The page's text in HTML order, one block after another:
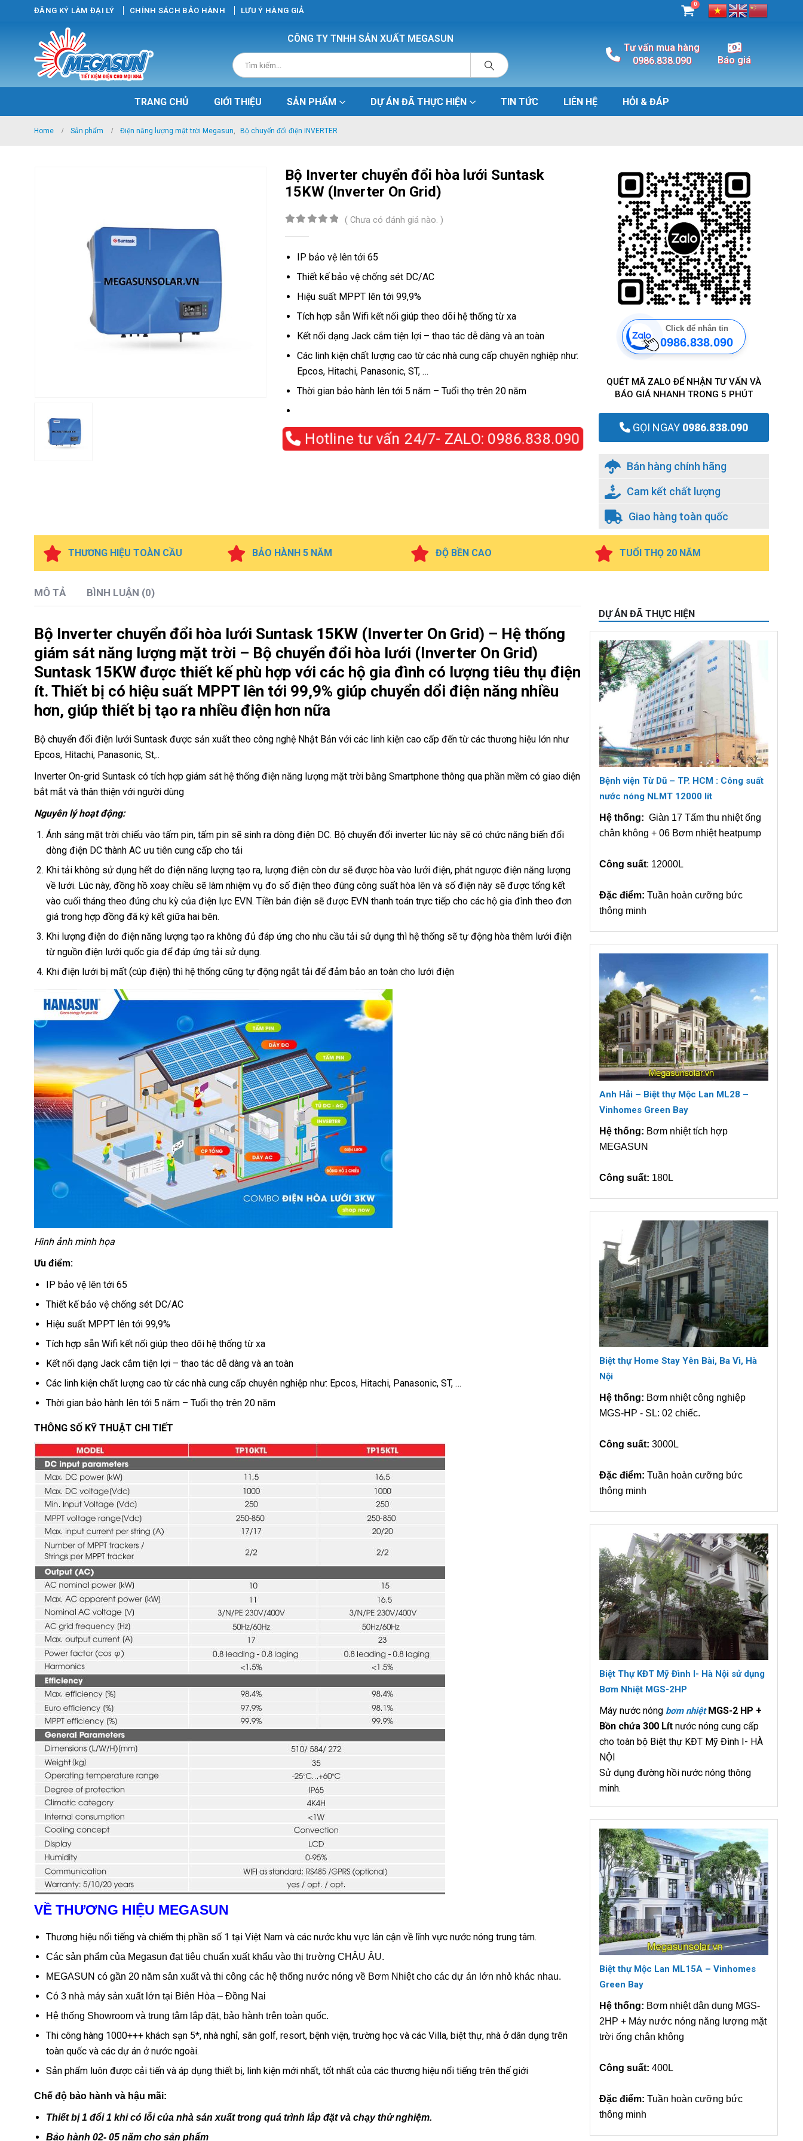
ĐĂNG KÝ LÀM ĐẠI LÝ CHÍNH SÁCH BẢO HÀNH LƯU Ý HÀNG GIẢ
0
CÔNG TY TNHH SẢN XUẤT MEGASUN
Tư vấn mua hàng
0986.838.090
Báo giá
TRANG CHỦ GIỚI THIỆU SẢN PHẨM DỰ ÁN ĐÃ THỰC HIỆN TIN TỨC LIÊN HỆ HỎI & ĐÁP
Home Sản phẩm Điện năng lượng mặt trời Megasun, Bộ chuyển đổi điện INVERTER
Bộ Inverter chuyển đổi hòa lưới Suntask
15KW (Inverter On Grid)
( Chưa có đánh giá nào. )
IP bảo vệ lên tới 65
Thiết kế bảo vệ chống sét DC/AC
Hiệu suất MPPT lên tới 99,9%
Tích hợp sẵn Wifi kết nối giúp theo dõi hệ thống từ xa
Kết nối dạng Jack cắm tiện lợi – thao tác dễ dàng và an toàn
Các linh kiện chất lượng cao từ các nhà cung cấp chuyên nghiệp như:
Epcos, Hitachi, Panasonic, ST, …
Thời gian bảo hành lên tới 5 năm – Tuổi thọ trên 20 năm
Hotline tư vấn 24/7- ZALO:0986.838.090
Click để nhắn tin
0986.838.090
QUÉT MÃ ZALO ĐỂ NHẬN TƯ VẤN VÀ
BÁO GIÁ NHANH TRONG 5 PHÚT
GỌI NGAY 0986.838.090
Bán hàng chính hãng
Cam kết chất lượng
Giao hàng toàn quốc
THƯƠNG HIỆU TOÀN CẦU BẢO HÀNH 5 NĂM ĐỘ BỀN CAO TUỔI THỌ 20 NĂM
MÔ TẢ BÌNH LUẬN (0)
Bộ Inverter chuyển đổi hòa lưới Suntask 15KW (Inverter On Grid) – Hệ thống
giám sát năng lượng mặt trời – Bộ chuyển đổi hòa lưới (Inverter On Grid)
Suntask 15KW được thiết kế phù hợp với các hộ gia đình có lượng tiêu thụ điện
ít. Thiết bị có hiệu suất MPPT lên tới 99,9% giúp chuyển dổi điện năng nhiều
hơn, giúp thiết bị tạo ra nhiều điện hơn nữa
Bộ chuyển đổi điện lưới Suntask được sản xuất theo công nghệ Nhật Bản với các linh kiện cao cấp đến từ các thương hiệu lớn như
Epcos, Hitachi, Panasonic, St,..
Inverter On-grid Suntask có tích hợp giám sát hệ thống điện năng lượng mặt trời bằng Smartphone thông qua phần mềm có giao diện
bắt mắt và thân thiện với người dùng
Nguyên lý hoạt động:
Ánh sáng mặt trời chiếu vào tấm pin, tấm pin sẽ sinh ra dòng điện DC. Bộ chuyển đổi inverter lúc này sẽ có chức năng biến đổi
dòng điện DC thành AC ưu tiên cung cấp cho tải
Khi tải không sử dụng hết do điện năng lượng tạo ra, lượng điện còn dư sẽ được hòa vào lưới điện, phát ngược điện năng lượng
về lưới. Lúc này, đồng hồ xoay chiều sẽ làm nhiệm vụ đo số điện theo đúng công suất hòa lên và số điện này sẽ được tổng kết
vào cuối tháng theo đúng chu kỳ của điện lực EVN. Tiền bán điện sẽ được EVN thanh toán trực tiếp cho các hộ gia đình theo đơn
giá trong hợp đồng đã ký kết giữa hai bên.
Khi lượng điện do điện năng lượng tạo ra không đủ đáp ứng cho nhu cầu tải sử dụng thì hệ thống sẽ tự động hòa thêm lưới điện
từ nguồn điện lưới quốc gia để đáp ứng tải sử dụng.
Khi điện lưới bị mất (cúp điện) thì hệ thống cũng tự động ngắt tải để đảm bảo an toàn cho lưới điện
Hình ảnh minh họa
Ưu điểm:
IP bảo vệ lên tới 65
Thiết kế bảo vệ chống sét DC/AC
Hiệu suất MPPT lên tới 99,9%
Tích hợp sẵn Wifi kết nối giúp theo dõi hệ thống từ xa
Kết nối dạng Jack cắm tiện lợi – thao tác dễ dàng và an toàn
Các linh kiện chất lượng cao từ các nhà cung cấp chuyên nghiệp như: Epcos, Hitachi, Panasonic, ST, …
Thời gian bảo hành lên tới 5 năm – Tuổi thọ trên 20 năm
THÔNG SỐ KỸ THUẬT CHI TIẾT
VỀ THƯƠNG HIỆU MEGASUN
Thương hiệu nổi tiếng và chiếm thị phần số 1 tại Việt Nam và các nước khu vực lân cận về lĩnh vực nước nóng trung tâm.
Các sản phẩm của Megasun đạt tiêu chuẩn xuất khẩu vào thị trường CHÂU ÂU.
MEGASUN có gần 20 năm sản xuất và thi công các hệ thống nước nóng về Bơm Nhiệt cho các dự án lớn nhỏ khác nhau.
Có 3 nhà máy sản xuất lớn tại Biên Hòa – Đồng Nai
Hệ thống Showroom và trung tâm lắp đặt, bảo hành trên toàn quốc.
Thi công hàng 1000+++ khách sạn 5*, nhà nghỉ, sân golf, resort, bệnh viện, trường học và các Villa, biệt thự, nhà ở dân dụng trên
toàn quốc và các dự án ở nước ngoài.
Sản phẩm luôn được cải tiến và áp dụng thiết bị, linh kiện mới nhất, tốt nhất của các thương hiệu nổi tiếng trên thế giới
Chế độ bảo hành và hậu mãi:
Thiết bị 1 đổi 1 khi có lỗi của nhà sản xuất trong quá trình lắp đặt và chạy thử nghiệm.
Bảo hành 02- 05 năm cho sản phẩm
DỰ ÁN ĐÃ THỰC HIỆN
Bệnh viện Từ Dũ – TP. HCM : Công suất
nước nóng NLMT 12000 lít
Hệ thống: Giàn 17 Tấm thu nhiệt ống
chân không + 06 Bơm nhiệt heatpump
Công suất: 12000L
Đặc điểm: Tuần hoàn cưỡng bức
thông minh
Anh Hải – Biệt thự Mộc Lan ML28 –
Vinhomes Green Bay
Hệ thống: Bơm nhiệt tích hợp
MEGASUN
Công suất: 180L
Biệt thự Home Stay Yên Bài, Ba Vì, Hà
Nội
Hệ thống: Bơm nhiệt công nghiệp
MGS-HP - SL: 02 chiếc.
Công suất: 3000L
Đặc điểm: Tuần hoàn cưỡng bức
thông minh
Biệt Thự KĐT Mỹ Đình I- Hà Nội sử dụng
Bơm Nhiệt MGS-2HP
Máy nước nóng bơm nhiệt MGS-2 HP +
Bồn chứa 300 Lít nước nóng cung cấp
cho toàn bộ Biệt thự KĐT Mỹ Đình I- HÀ
NỘI
Sử dụng đường hồi nước nóng thông
minh.
Biệt thự Mộc Lan ML15A – Vinhomes
Green Bay
Hệ thống: Bơm nhiệt dân dụng MGS-
2HP + Máy nước nóng năng lượng mặt
trời ống chân không
Công suất: 400L
Đặc điểm: Tuần hoàn cưỡng bức
thông minh